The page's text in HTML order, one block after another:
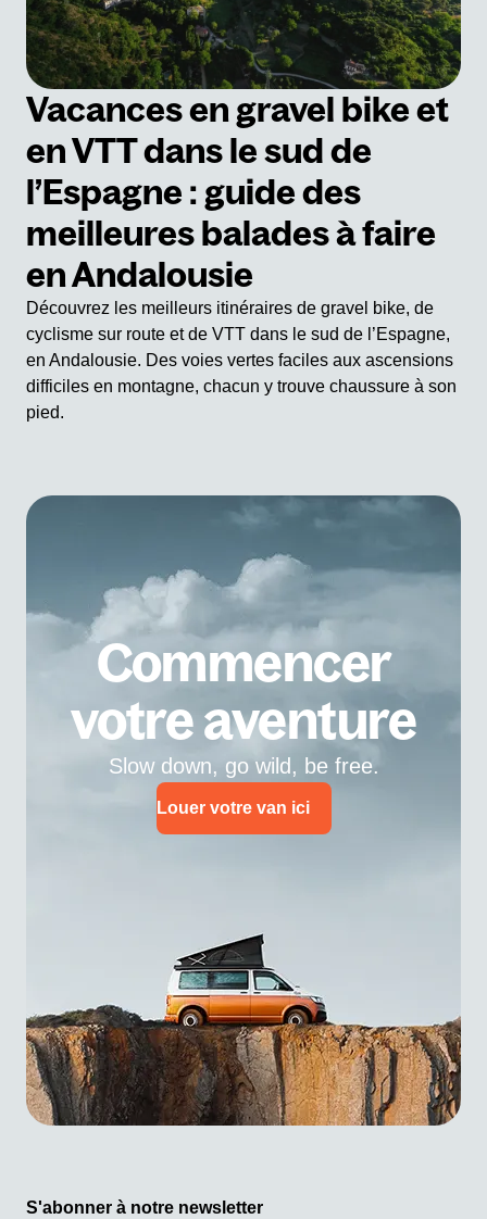
Vacances en gravel bike et
en VTT dans le sud de
l’Espagne : guide des
meilleures balades à faire
en Andalousie
Découvrez les meilleurs itinéraires de gravel bike, de
cyclisme sur route et de VTT dans le sud de l’Espagne,
en Andalousie. Des voies vertes faciles aux ascensions
difficiles en montagne, chacun y trouve chaussure à son
pied.
Commencer
votre aventure
Slow down, go wild, be free.
Louer votre van ici
S'abonner à notre newsletter